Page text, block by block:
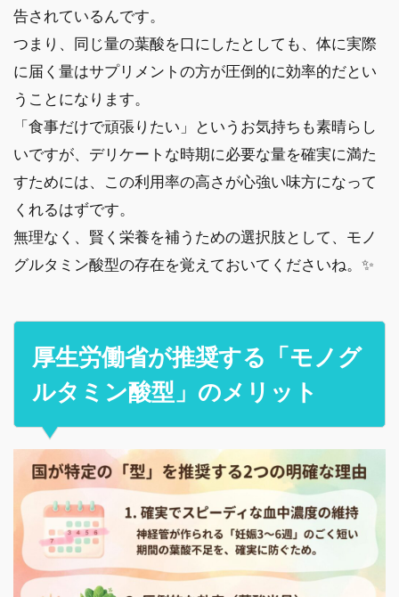
告されているんです。
つまり、同じ量の葉酸を口にしたとしても、体に実際
に届く量はサプリメントの方が圧倒的に効率的だとい
うことになります。
「食事だけで頑張りたい」というお気持ちも素晴らし
いですが、デリケートな時期に必要な量を確実に満た
すためには、この利用率の高さが心強い味方になって
くれるはずです。
無理なく、賢く栄養を補うための選択肢として、モノ
グルタミン酸型の存在を覚えておいてくださいね。✨
厚生労働省が推奨する「モノグ
ルタミン酸型」のメリット